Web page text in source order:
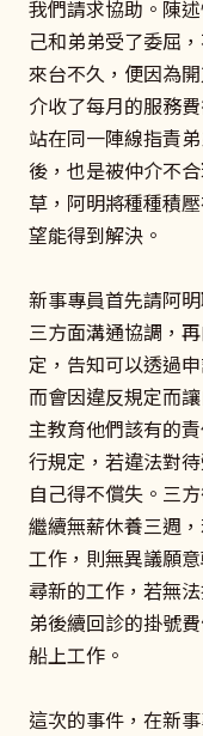
我們請求協助。陳
己和弟弟受了委屈
來台不久，便因為
介收了每月的服務
站在同一陣線指責
後，也是被仲介不
草，阿明將種種積
望能得到解決。
新事專員首先請阿
三方面溝通協調，
定，告知可以透過
而會因違反規定而
主教育他們該有的
行規定，若違法對
自己得不償失。三
繼續無薪休養三週
工作，則無異議願
尋新的工作，若無
弟後續回診的掛號
船上工作。
這次的事件，在新